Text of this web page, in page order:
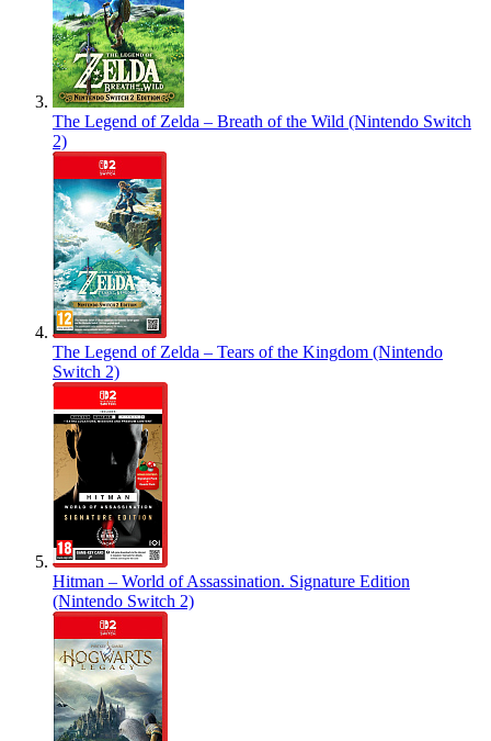
The Legend of Zelda – Breath of the Wild (Nintendo Switch
2)
The Legend of Zelda – Tears of the Kingdom (Nintendo
Switch 2)
Hitman – World of Assassination. Signature Edition
(Nintendo Switch 2)